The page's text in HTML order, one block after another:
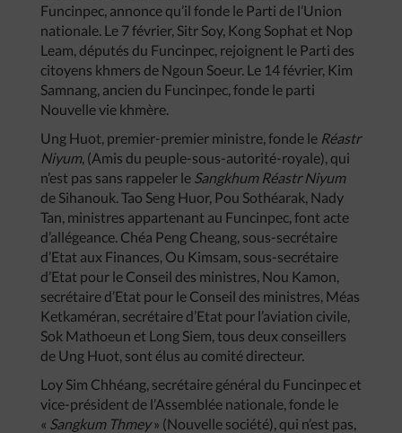
Funcinpec, annonce qu’il fonde le Parti de l’Union
nationale. Le 7 février, Sitr Soy, Kong Sophat et Nop
Leam, députés du Funcinpec, rejoignent le Parti des
citoyens khmers de Ngoun Soeur. Le 14 février, Kim
Samnang, ancien du Funcinpec, fonde le parti
Nouvelle vie khmère.
Ung Huot, premier-premier ministre, fonde le Réastr
Niyum, (Amis du peuple-sous-autorité-royale), qui
n’est pas sans rappeler le Sangkhum Réastr Niyum
de Sihanouk. Tao Seng Huor, Pou Sothéarak, Nady
Tan, ministres appartenant au Funcinpec, font acte
d’allégeance. Chéa Peng Cheang, sous-secrétaire
d’Etat aux Finances, Ou Kimsam, sous-secrétaire
d’Etat pour le Conseil des ministres, Nou Kamon,
secrétaire d’Etat pour le Conseil des ministres, Méas
Ketkaméran, secrétaire d’Etat pour l’aviation civile,
Sok Mathoeun et Long Siem, tous deux conseillers
de Ung Huot, sont élus au comité directeur.
Loy Sim Chhéang, secrétaire général du Funcinpec et
vice-président de l’Assemblée nationale, fonde le
« Sangkum Thmey» (Nouvelle société), qui n’est pas,